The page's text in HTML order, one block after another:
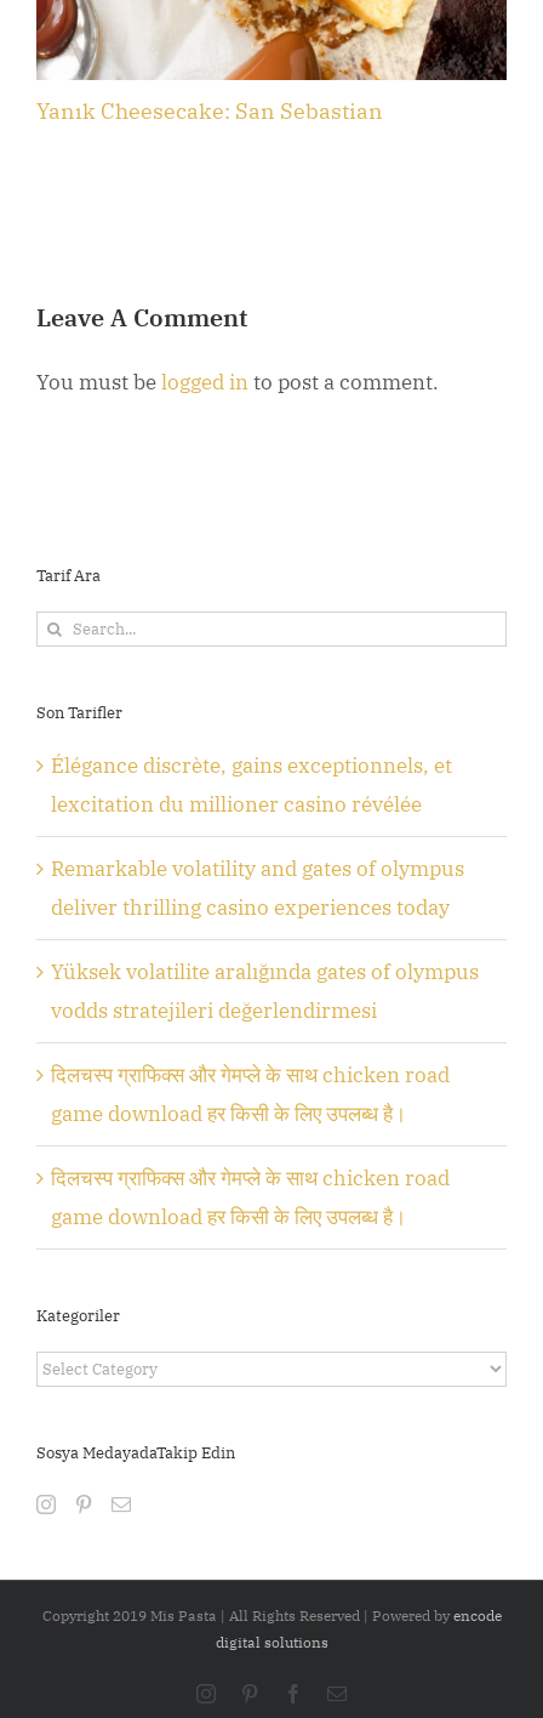
Yanık Cheesecake: San Sebastian
Leave A Comment
You must belogged into post a comment.
Tarif Ara
Search
Son Tarifler
Élégance discrète, gains exceptionnels, et
lexcitation du millioner casino révélée
Remarkable volatility and gates of olympus
deliver thrilling casino experiences today
Yüksek volatilite aralığında gates of olympus
vodds stratejileri değerlendirmesi
दिलचस्प ग्राफिक्स और गेमप्ले के साथ chicken road
game download हर किसी के लिए उपलब्ध है।
दिलचस्प ग्राफिक्स और गेमप्ले के साथ chicken road
game download हर किसी के लिए उपलब्ध है।
Kategoriler
Kategoriler
Sosya MedayadaTakip Edin
Copyright 2019 Mis Pasta | All Rights Reserved | Powered byencode
digital solutions
InstagramPinterestFacebook
Email